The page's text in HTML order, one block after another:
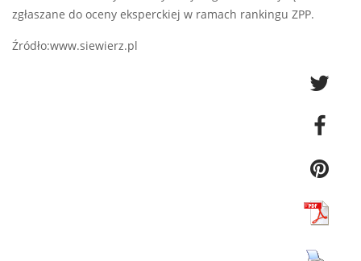
zgłaszane do oceny eksperckiej w ramach rankingu ZPP.
Źródło:www.siewierz.pl